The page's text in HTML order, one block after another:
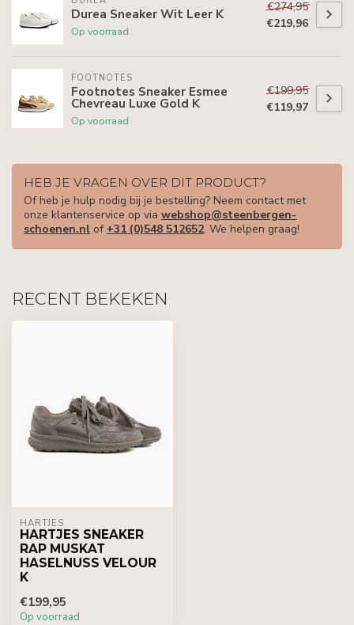
Durea Sneaker Wit Leer K
Op voorraad
€274,95
€219,96
FOOTNOTES
Footnotes Sneaker Esmee
Chevreau Luxe Gold K
Op voorraad
€199,95
€119,97
HEB JE VRAGEN OVER DIT PRODUCT?
Of heb je hulp nodig bij je bestelling? Neem contact met
onze klantenservice op via webshop@steenbergen-
schoenen.nl of +31 (0)548 512652. We helpen graag!
RECENT BEKEKEN
HARTJES
HARTJES SNEAKER
RAP MUSKAT
HASELNUSS VELOUR
K
€199,95
Op voorraad